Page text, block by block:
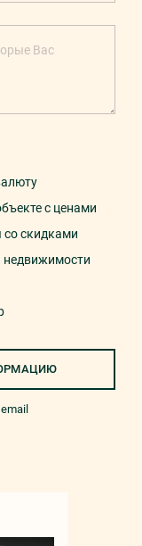
с ценами
со скидками
недвижимости